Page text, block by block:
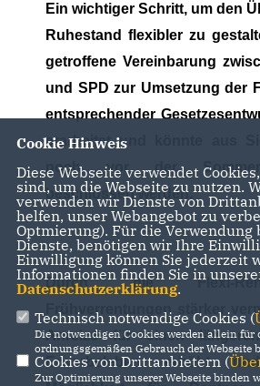
Ein wichtiger Schritt, um den
Ruhestand flexibler zu
getroffene Vereinbarung
und SPD zur Umsetzung der
entsprechender
erarbeitet und könnte aus
noch vor der
beschlossen werden.
Durch die Flexi-
Frühverrentungen stärker
Anreize für einen
Erwerbsleben erhöht
Cookie Hinweis
Diese Webseite verwendet
sind, um die Webseite zu nutzen.
verwenden wir Dienste von
helfen, unser Webangebot zu
Optmierung). Für die
Dienste, benötigen wir Ihre
Einwilligung können Sie jederzeit
Informationen finden Sie in
Datenschutzerklärung.
Technisch notwendige Cookies (
Die notwendigen Cookies werden allein für
ordnungsgemäßen Gebrauch der Webseite
Cookies von Drittanbietern (
Zur Optimierung unserer Webseite binden